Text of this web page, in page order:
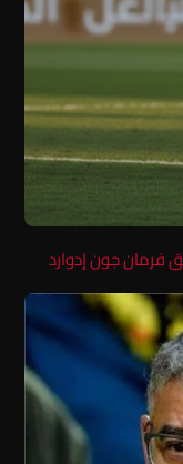
فرمان جون إدوارد